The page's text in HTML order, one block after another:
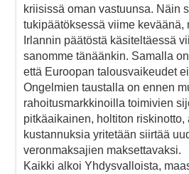
kriisissä oman vastuunsa. Näin
tukipäätöksessä viime keväänä,
Irlannin päätöstä käsiteltäessä
sanomme tänäänkin. Samalla
että Euroopan talousvaikeudet
Ongelmien taustalla on ennen
rahoitusmarkkinoilla toimivien
pitkäaikainen, holtiton riskinotto,
kustannuksia yritetään siirtää
veronmaksajien maksettavaksi.
Kaikki alkoi Yhdysvalloista,